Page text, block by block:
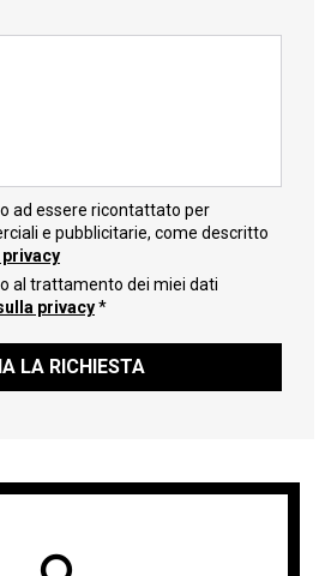
ad essere ricontattato per
e pubblicitarie, come descritto
al trattamento dei miei dati
privacy*
LA RICHIESTA